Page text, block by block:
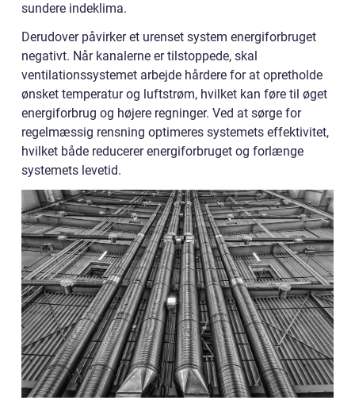
sundere indeklima.
Derudover påvirker et urenset system energiforbruget
negativt. Når kanalerne er tilstoppede, skal
ventilationssystemet arbejde hårdere for at opretholde
ønsket temperatur og luftstrøm, hvilket kan føre til øget
energiforbrug og højere regninger. Ved at sørge for
regelmæssig rensning optimeres systemets effektivitet,
hvilket både reducerer energiforbruget og forlænge
systemets levetid.